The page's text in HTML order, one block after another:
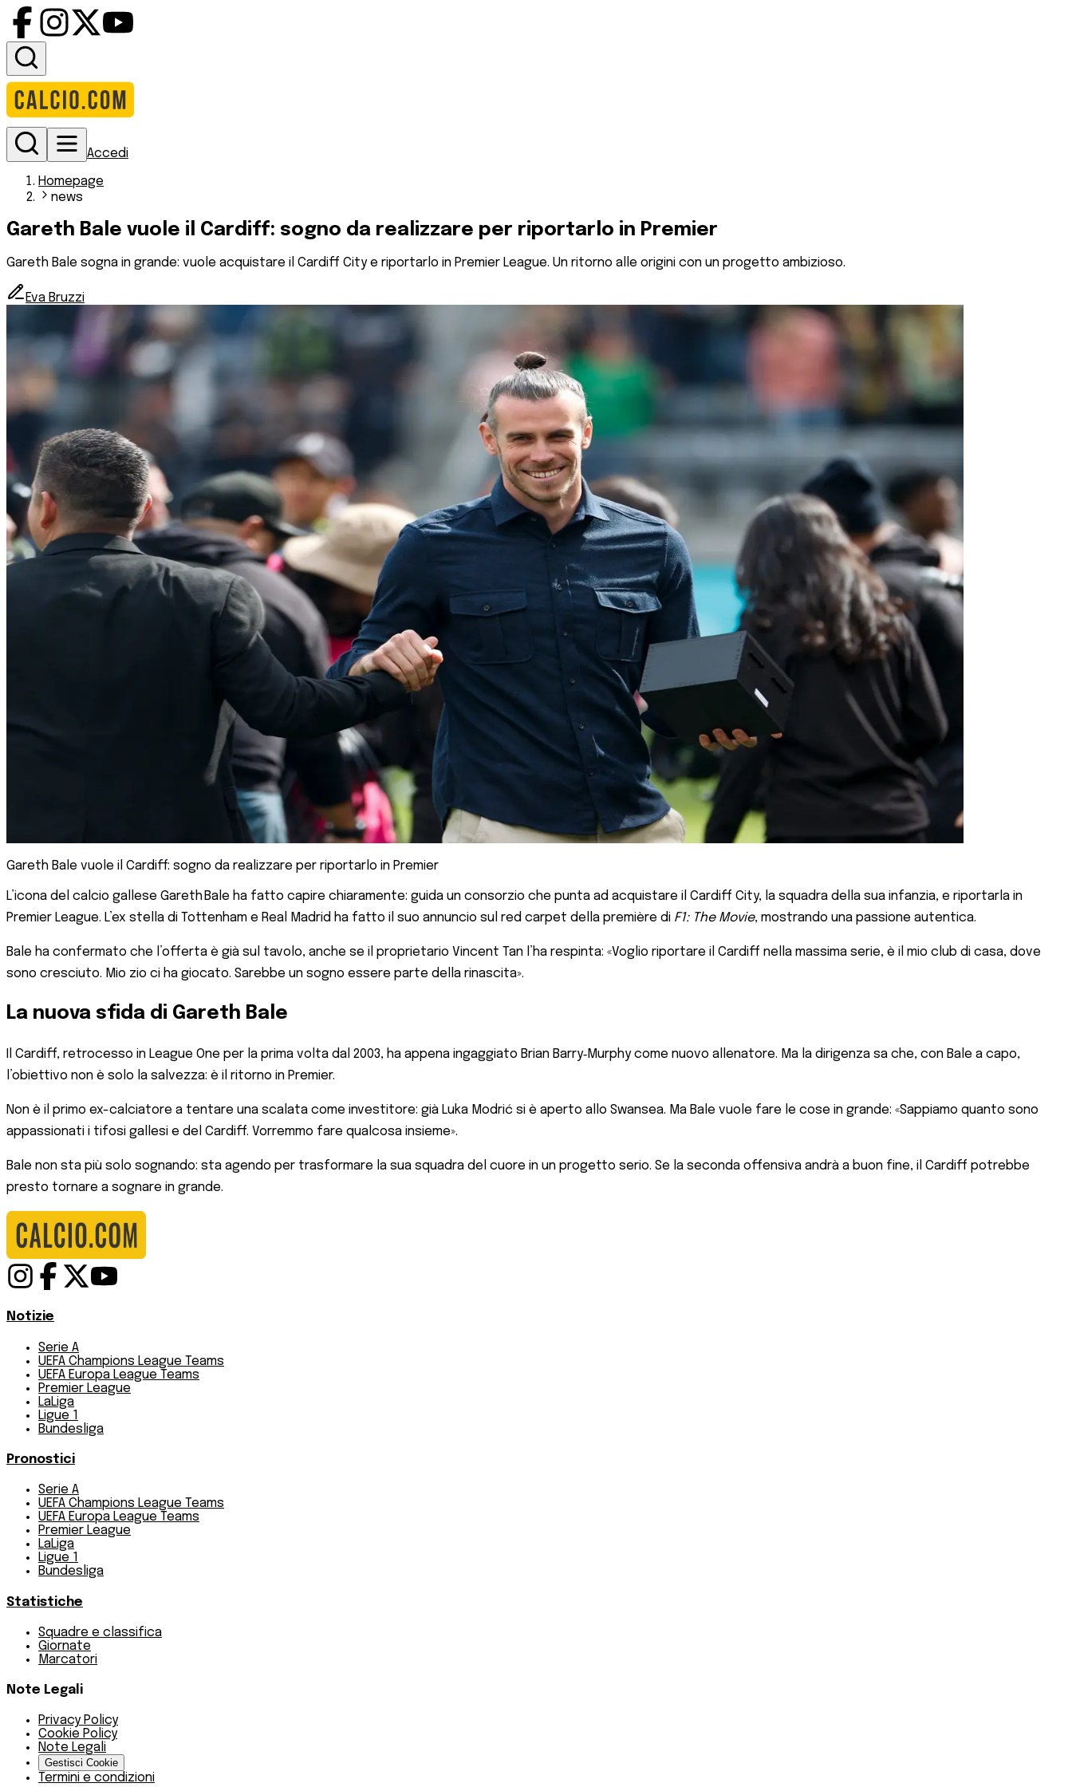
Accedi
Homepage
news
Gareth Bale vuole il Cardiff: sogno da realizzare per riportarlo in Premier
Gareth Bale sogna in grande: vuole acquistare il Cardiff City e riportarlo in Premier League. Un ritorno alle origini con un progetto ambizioso.
Eva Bruzzi
Gareth Bale vuole il Cardiff: sogno da realizzare per riportarlo in Premier
L’icona del calcio gallese Gareth Bale ha fatto capire chiaramente: guida un consorzio che punta ad acquistare il Cardiff City, la squadra della sua infanzia, e riportarla in
Premier League. L’ex stella di Tottenham e Real Madrid ha fatto il suo annuncio sul red carpet della première di F1: The Movie, mostrando una passione autentica.
Bale ha confermato che l’offerta è già sul tavolo, anche se il proprietario Vincent Tan l’ha respinta: «Voglio riportare il Cardiff nella massima serie, è il mio club di casa, dove
sono cresciuto. Mio zio ci ha giocato. Sarebbe un sogno essere parte della rinascita».
La nuova sfida di Gareth Bale
Il Cardiff, retrocesso in League One per la prima volta dal 2003, ha appena ingaggiato Brian Barry‑Murphy come nuovo allenatore. Ma la dirigenza sa che, con Bale a capo,
l’obiettivo non è solo la salvezza: è il ritorno in Premier.
Non è il primo ex-calciatore a tentare una scalata come investitore: già Luka Modrić si è aperto allo Swansea. Ma Bale vuole fare le cose in grande: «Sappiamo quanto sono
appassionati i tifosi gallesi e del Cardiff. Vorremmo fare qualcosa insieme».
Bale non sta più solo sognando: sta agendo per trasformare la sua squadra del cuore in un progetto serio. Se la seconda offensiva andrà a buon fine, il Cardiff potrebbe
presto tornare a sognare in grande.
Notizie
Serie A
UEFA Champions League Teams
UEFA Europa League Teams
Premier League
LaLiga
Ligue 1
Bundesliga
Pronostici
Serie A
UEFA Champions League Teams
UEFA Europa League Teams
Premier League
LaLiga
Ligue 1
Bundesliga
Statistiche
Squadre e classifica
Giornate
Marcatori
Note Legali
Privacy Policy
Cookie Policy
Note Legali
Gestisci Cookie
Termini e condizioni